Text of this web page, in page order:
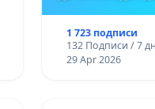
1 723 подписи
132 Подписи / 7
29 Apr 2026